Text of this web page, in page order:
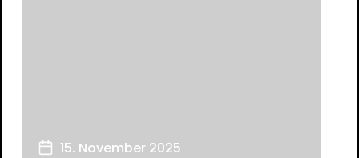
15. November 2025